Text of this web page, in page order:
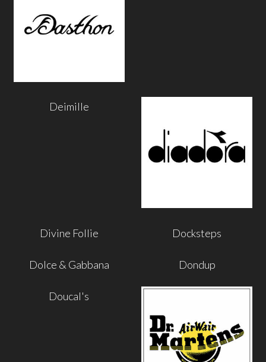
Deimille
Divine Follie Docksteps
Dolce & Gabbana Dondup
Doucal's